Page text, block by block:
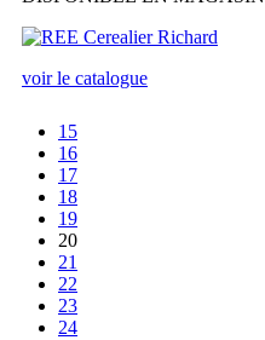
voir le catalogue
15
16
17
18
19
20
21
22
23
24